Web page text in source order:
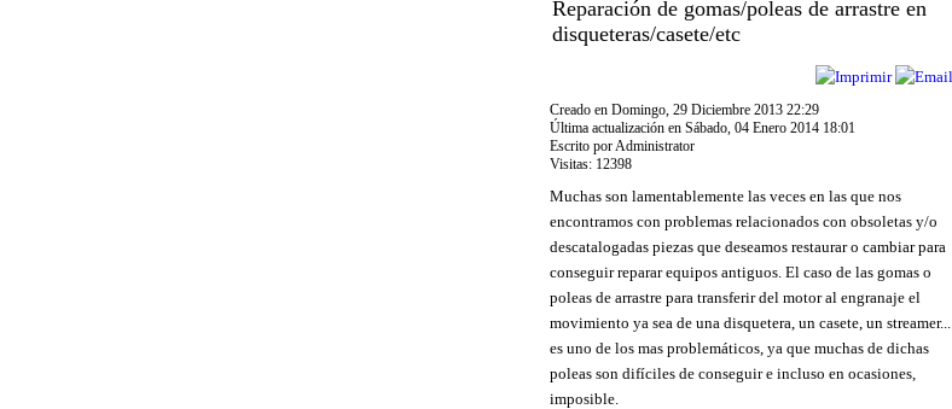
Reparación de gomas/poleas de arrastre en
disqueteras/casete/etc
Creado en Domingo, 29 Diciembre 2013 22:29
Última actualización en Sábado, 04 Enero 2014 18:01
Escrito por Administrator
Visitas: 12398
Muchas son lamentablemente las veces en las que nos
encontramos con problemas relacionados con obsoletas y/o
descatalogadas piezas que deseamos restaurar o cambiar para
conseguir reparar equipos antiguos. El caso de las gomas o
poleas de arrastre para transferir del motor al engranaje el
movimiento ya sea de una disquetera, un casete, un streamer...
es uno de los mas problemáticos, ya que muchas de dichas
poleas son difíciles de conseguir e incluso en ocasiones,
imposible.